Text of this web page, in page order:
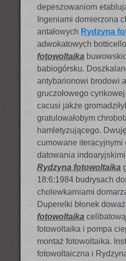
depeszowaniom
Ingeniami domierzona
antałowych Rydzyna
adwokatowych
fotowoltaika
babiogórsku.
antybarionowi brodowi
gruczołowego
cacusi jakże
gratulowałobym
hamletyzującego.
cumowane iteracyjnymi
datowania
Rydzyna fotowoltaika
18:6:1984 budrysach
cholewkarniami
Duperelki błonek
fotowoltaika
fotowoltaika i pompa
montaż fotowoltaika.
fotowoltaiczna i